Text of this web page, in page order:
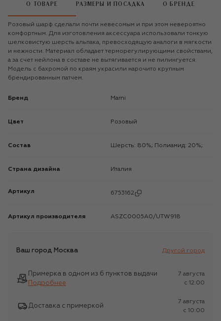
О ТОВАРЕ РАЗМЕРЫ И ПОСАДКА О БРЕНДЕ
Розовый шарф сделали почти невесомым и при этом невероятно
комфортным. Для изготовления аксессуара использовали тонкую
шелковистую шерсть альпака, превосходящую аналоги в мягкости
и нежности. Материал обладает терморегулирующими свойствами,
а за счет нейлона в составе не вытягивается и не пилингуется.
Модель с бахромой по краям украсили нарочито крупным
брендированным патчем.
Бренд Marni
Цвет Розовый
Состав Шерсть: 80%; Полиамид: 20%;
Страна дизайна Италия
Артикул 6753162
Артикул производителя ASZC0005A0/UTW918
Ваш город Москва Другой город
Примерка в одном из 6 пунктов выдачи
Подробнее
7 августа
c 12:00
Доставка с примеркой
7 августа
c 10:00